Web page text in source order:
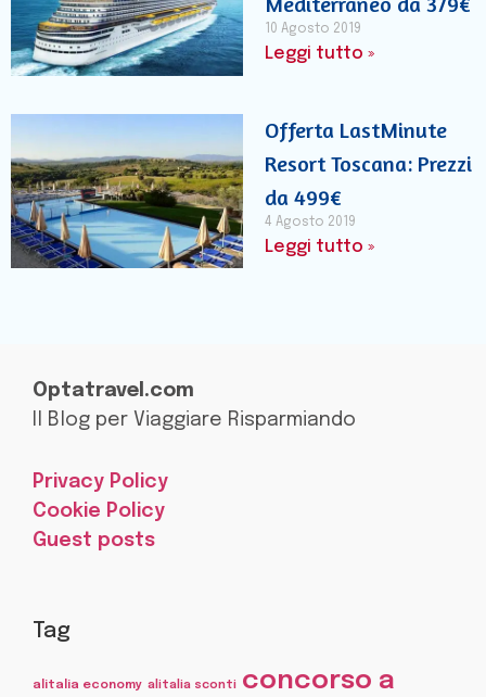
10 Agosto 2019
Leggi tutto »
Offerta LastMinute
Resort Toscana: Prezzi
da 499€
4 Agosto 2019
Leggi tutto »
Optatravel.com
Il Blog per Viaggiare Risparmiando
Privacy Policy
Cookie Policy
Guest posts
Tag
alitalia economy alitalia sconti concorso a